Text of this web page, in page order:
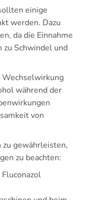
einige
werden. Dazu
da die Einnahme
Schwindel und
Wechselwirkung
während der
von
gewährleisten,
zu beachten: